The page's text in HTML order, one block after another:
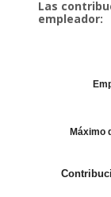
Las
empleador:
Máximo